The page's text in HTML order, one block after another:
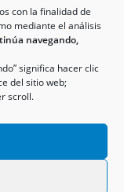
con la finalidad de
mediante el análisis
navegando,
significa hacer clic
del sitio web;
scroll.